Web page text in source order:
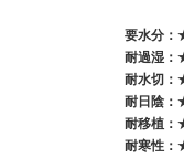
要水分
耐過湿
耐水切：
耐日陰
耐移植
耐寒性